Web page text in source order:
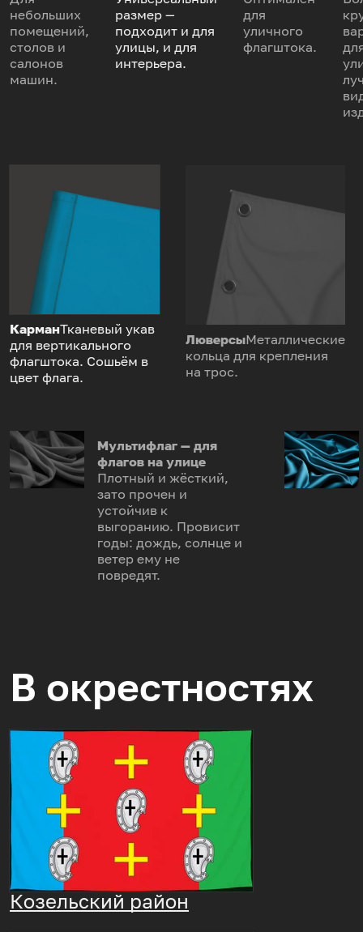
небольших
помещений,
столов и
салонов
машин.
размер —
подходит и для
улицы, и для
интерьера.
для
уличного
флагштока.
КарманТканевый укав
для вертикального
флагштока. Сошьём в
цвет флага.
ЛюверсыМеталлические
кольца для крепления
на трос.
Мультифлаг — для
флагов на улице
Плотный и жёсткий,
зато прочен и
устойчив к
выгоранию. Провисит
годы: дождь, солнце и
ветер ему не
повредят.
В окрестностях
Козельский район